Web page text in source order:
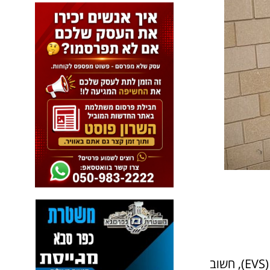
חושבים לקנות רכב חשמלי? עם הפופולריות הגוברת של כלי רכב חשמליים (EVS), חשוב